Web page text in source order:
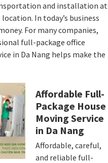
and installation at
In today’s business
For many companies,
full-package office
in Da Nang helps make the
Affordable Full-
Package House
Moving Service
in Da Nang
Affordable, careful,
and reliable full-